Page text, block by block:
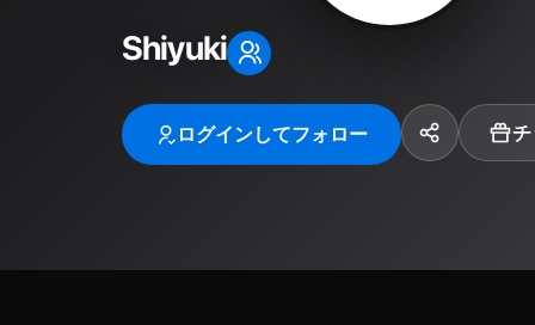
Shiyuki
ログインしてフォロー